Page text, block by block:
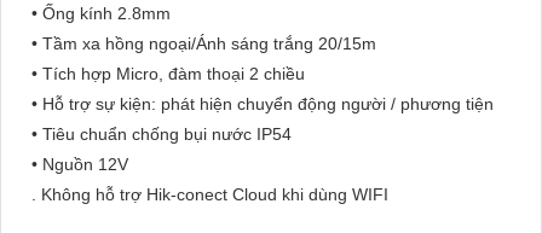
• Ống kính 2.8mm
• Tầm xa hồng ngoại/Ánh sáng trắng 20/15m
• Tích hợp Micro, đàm thoại 2 chiều
• Hỗ trợ sự kiện: phát hiện chuyển động người / phương tiện
• Tiêu chuẩn chống bụi nước IP54
• Nguồn 12V
. Không hỗ trợ Hik-conect Cloud khi dùng WIFI